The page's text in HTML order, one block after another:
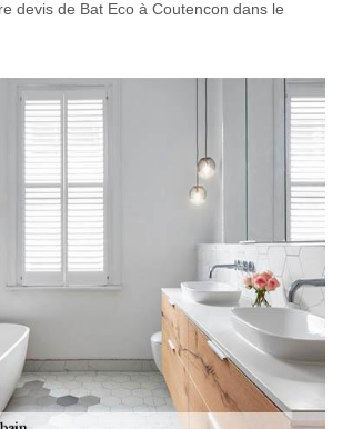
devis de Bat Eco à Coutencon dans le